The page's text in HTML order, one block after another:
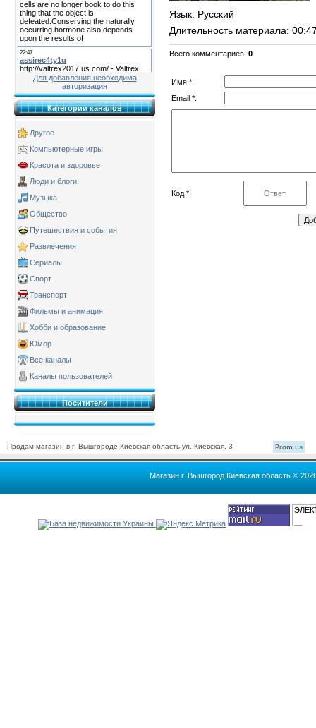
Для добавления необходима
авторизация
Категории каналов
Другое
Компьютерные игры
Красота и здоровье
Люди и блоги
Музыка
Общество
Путешествия и события
Развлечения
Сериалы
Спорт
Транспорт
Фильмы и анимация
Хобби и образование
Юмор
Все каналы
Каналы пользователей
Поситители
Язык: Русский
Длительность материала:
Всего комментариев: 0
Имя *:
Email *:
Код *:
Продам магазин в г. Вышгороде Киевская область ул. Киевская, 3 Prom.ua
Магазин г. Вышгород Киевская область ©